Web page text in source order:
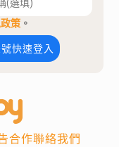
策 。
快速登入
合作聯絡我們